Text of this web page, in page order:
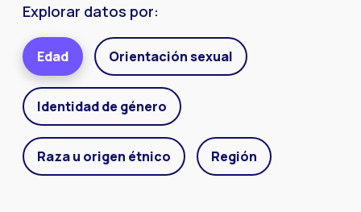
Explorar datos por:
Edad Orientación sexual
Identidad de género
Raza u origen étnico Región